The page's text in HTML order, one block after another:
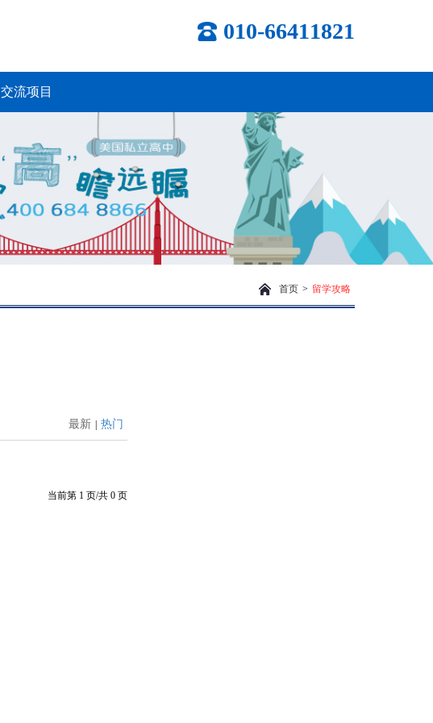
010-66411821
交流项目
首页 > 留学攻略
最新 热门
当前第 1 页/共 0 页